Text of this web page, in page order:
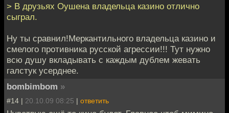
> В друзьях Оушена владельца казино отлично
сыграл.
Ну ты сравнил!Меркантильного владельца казино и
смелого противника русской агрессии!!! Тут нужно
всю душу вкладывать с каждым дублем жевать
галстук усерднее.
bombimbom »
#14 | 20.10.09 08:25 | ответить